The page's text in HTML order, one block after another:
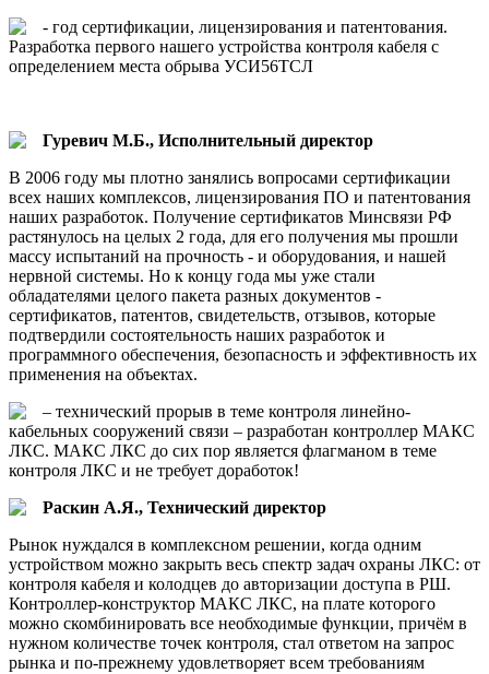
- год сертификации, лицензирования и патентования.
Разработка первого нашего устройства контроля кабеля с
определением места обрыва УСИ56ТСЛ
Гуревич М.Б., Исполнительный директор
В 2006 году мы плотно занялись вопросами сертификации
всех наших комплексов, лицензирования ПО и патентования
наших разработок. Получение сертификатов Минсвязи РФ
растянулось на целых 2 года, для его получения мы прошли
массу испытаний на прочность - и оборудования, и нашей
нервной системы. Но к концу года мы уже стали
обладателями целого пакета разных документов -
сертификатов, патентов, свидетельств, отзывов, которые
подтвердили состоятельность наших разработок и
программного обеспечения, безопасность и эффективность их
применения на объектах.
– технический прорыв в теме контроля линейно-
кабельных сооружений связи – разработан контроллер МАКС
ЛКС. МАКС ЛКС до сих пор является флагманом в теме
контроля ЛКС и не требует доработок!
Раскин А.Я., Технический директор
Рынок нуждался в комплексном решении, когда одним
устройством можно закрыть весь спектр задач охраны ЛКС: от
контроля кабеля и колодцев до авторизации доступа в РШ.
Контроллер-конструктор МАКС ЛКС, на плате которого
можно скомбинировать все необходимые функции, причём в
нужном количестве точек контроля, стал ответом на запрос
рынка и по-прежнему удовлетворяет всем требованиям